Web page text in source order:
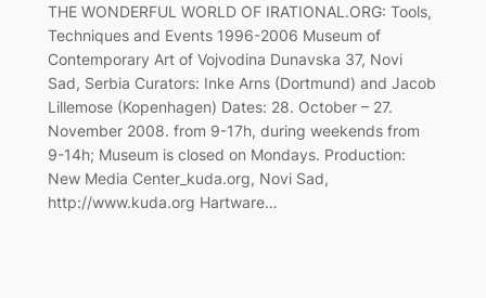
THE WONDERFUL WORLD OF IRATIONAL.ORG: Tools,
Techniques and Events 1996-2006 Museum of
Contemporary Art of Vojvodina Dunavska 37, Novi
Sad, Serbia Curators: Inke Arns (Dortmund) and Jacob
Lillemose (Kopenhagen) Dates: 28. October – 27.
November 2008. from 9-17h, during weekends from
9-14h; Museum is closed on Mondays. Production:
New Media Center_kuda.org, Novi Sad,
http://www.kuda.org Hartware…